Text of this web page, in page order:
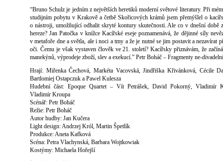
“Bruno Schulz je jedním z největších heretiků moderní světové literatury. Při
studijním pobytu v Krakově a četbě Skořicových krámů jsem přemýšlel o
o nástroji, umožňující odhalit skryté kontury skutečnosti. Ale co v dnešní době
hereze? Jan Patočka v knížce Kacířské eseje poznamenává, že dějinné síly
v metafoře dne a světla, ale i noci a tmy a že je nutné se jim postavit a nezavírat
oči. Čemu je však vystaven člověk ve 21. století? Kacířsky přiznávám, že
manekýnů, výprodeje zboží, slev a exekucí.” Petr Boháč – Fragmenty ne-divadelní
Hrají: Miřenka Čechová, Markéta Vacovská, Jindřiška Křivánková, Cécile
Bartlomiej Ostapczuk a Pawel Kulesza
Hudební část: Epoque Quartet – Vít Petrášek, David Pokorný, Vladimír
Vladimír Kroupa
Scénář: Petr Boháč
Režie: Petr Boháč
Autor hudby: Jan Kučera
Light design: Andrzej Król, Martin Špetlík
Produkce: Aneta Kafková
Scéna: Petra Vlachynská, Barbara Wojtkowiak
Kostýmy: Michaela Hořejší